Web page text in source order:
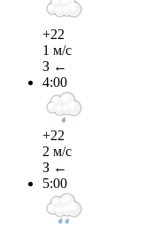
+22
1 м/с
З ←
4:00
+22
2 м/с
З ←
5:00